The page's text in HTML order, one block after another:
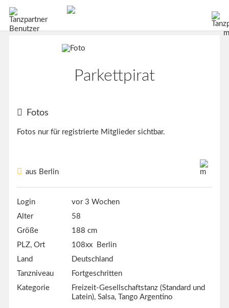
Parkettpirat
Fotos
Fotos nur für registrierte Mitglieder sichtbar.
aus Berlin
Login
vor 3 Wochen
Alter
58
Größe
188 cm
PLZ, Ort
108xx Berlin
Land
Deutschland
Tanzniveau
Fortgeschritten
Kategorie
Freizeit-Gesellschaftstanz (Standard und
Latein), Salsa, Tango Argentino